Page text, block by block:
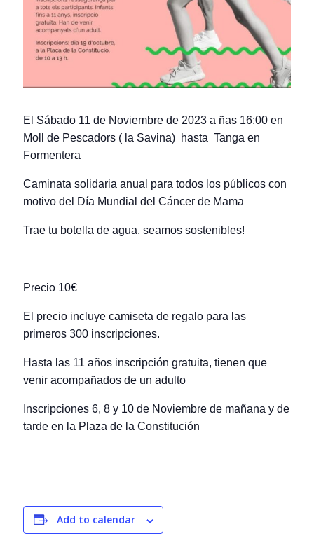
El Sábado 11 de Noviembre de 2023 a ñas 16:00 en
Moll de Pescadors ( la Savina) hasta Tanga en
Formentera
Caminata solidaria anual para todos los públicos con
motivo del Día Mundial del Cáncer de Mama
Trae tu botella de agua, seamos sostenibles!
Precio 10€
El precio incluye camiseta de regalo para las
primeros 300 inscripciones.
Hasta las 11 años inscripción gratuita, tienen que
venir acompañados de un adulto
Inscripciones 6, 8 y 10 de Noviembre de mañana y de
tarde en la Plaza de la Constitución
Add to calendar